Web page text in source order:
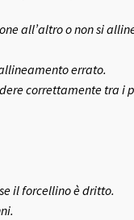
all’altro o non si
errato.
correttamente tra i
il forcellino è dritto.